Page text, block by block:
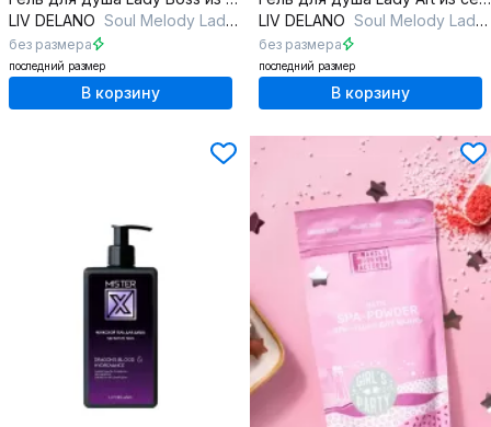
LIV DELANO Soul Melody Lady Boss Гель для душа парфюмированный
без размера
последний размер
В корзину
LIV DELANO Soul Melody Lady Art Гель для душа парфюмированный
без размера
последний размер
В корзину